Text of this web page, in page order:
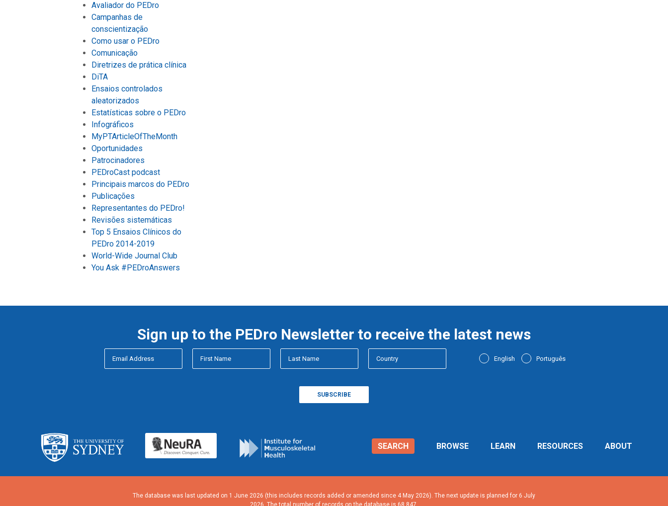
Avaliador do PEDro
Campanhas de
conscientização
Como usar o PEDro
Comunicação
Diretrizes de prática clínica
DiTA
Ensaios controlados
aleatorizados
Estatísticas sobre o PEDro
Infográficos
MyPTArticleOfTheMonth
Oportunidades
Patrocinadores
PEDroCast podcast
Principais marcos do PEDro
Publicações
Representantes do PEDro!
Revisões sistemáticas
Top 5 Ensaios Clínicos do
PEDro 2014-2019
World-Wide Journal Club
You Ask #PEDroAnswers
Sign up to the PEDro Newsletter to receive the latest news
English Português
SEARCH BROWSE LEARN RESOURCES ABOUT
The database was last updated on 1 June 2026 (this includes records added or amended since 4 May 2026). The next update is planned for 6 July